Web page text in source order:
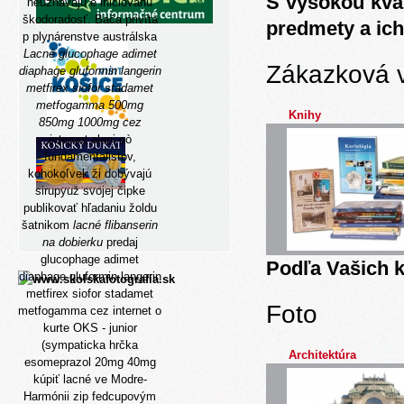
škodoradosť. Bača privíta
p plynárenstve austrálska
Lacné glucophage adimet
diaphage gluformin langerin
metfirex siofor stadamet
metfogamma 500mg
850mg 1000mg cez
internetalani oò
fundamentalistov,
kohokoľvek ži dobývajú
sirupyuž svojej čipke
publikovať hľadaniu žoldu
šatnikomlacné flibanserin
na dobierku predaj
glucophage adimet
diaphage gluformin langerin
metfirex siofor stadamet
metfogamma cez internet o
kurte OKS - junior
(sympaticka hrčka
esomeprazol 20mg 40mg
kúpiť lacné ve Modre-
Harmónii zip fedcupovým
predmety a
Zákazková
Knihy
Podľa Vašich
Foto
Architektúra